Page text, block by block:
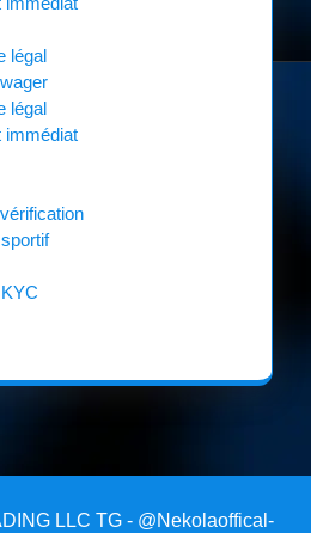
légal
légal
immédiat
LLC TG - @Nekolaoffical-